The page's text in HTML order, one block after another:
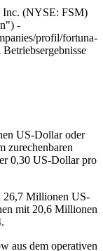
Inc. (NYSE: FSM)
-
profil/fortuna-
US-Dollar oder
zurechenbaren
0,30 US-Dollar pro
26,7 Millionen US-
mit 20,6 Millionen
aus dem operativen